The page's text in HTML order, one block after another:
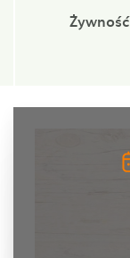
Żywność